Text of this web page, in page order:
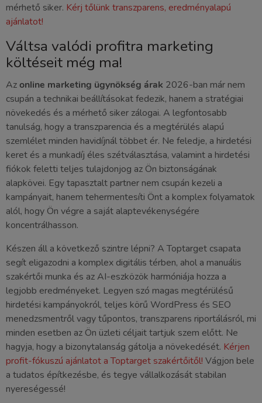
mérhető siker. Kérj tőlünk transzparens, eredményalapú
ajánlatot!
Váltsa valódi profitra marketing
költéseit még ma!
Azonline marketing ügynökség árak 2026-ban már nem
csupán a technikai beállításokat fedezik, hanem a stratégiai
növekedés és a mérhető siker zálogai. A legfontosabb
tanulság, hogy a transzparencia és a megtérülés alapú
szemlélet minden havidíjnál többet ér. Ne feledje, a hirdetési
keret és a munkadíj éles szétválasztása, valamint a hirdetési
fiókok feletti teljes tulajdonjog az Ön biztonságának
alapkövei. Egy tapasztalt partner nem csupán kezeli a
kampányait, hanem tehermentesíti Önt a komplex folyamatok
alól, hogy Ön végre a saját alaptevékenységére
koncentrálhasson.
Készen áll a következő szintre lépni? A Toptarget csapata
segít eligazodni a komplex digitális térben, ahol a manuális
szakértői munka és az AI-eszközök harmóniája hozza a
legjobb eredményeket. Legyen szó magas megtérülésű
hirdetési kampányokról, teljes körű WordPress és SEO
menedzsmentről vagy tűpontos, transzparens riportálásról, mi
minden esetben az Ön üzleti céljait tartjuk szem előtt. Ne
hagyja, hogy a bizonytalanság gátolja a növekedését. Kérjen
profit-fókuszú ajánlatot a Toptarget szakértőitől! Vágjon bele
a tudatos építkezésbe, és tegye vállalkozását stabilan
nyereségessé!